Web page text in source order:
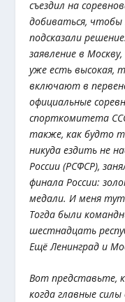
съездил на
добиваться,
подсказали
заявление в
уже есть высокая,
включают в
официальные
спорткомитета
также, как будто
никуда ездить не
России (РСФСР),
финала России:
медали. И меня
Тогда были
шестнадцать
Ещё Ленинград и
Вот представьте,
когда главные